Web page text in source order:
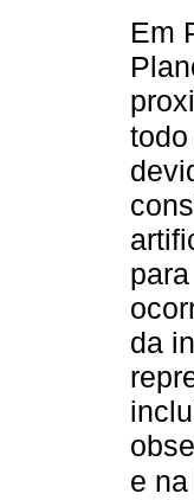
Em
da
e